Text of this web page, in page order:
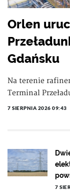
Orlen
Gdańsku
Na terenie
Terminal
7 SIERPNIA 2026 09:43
7